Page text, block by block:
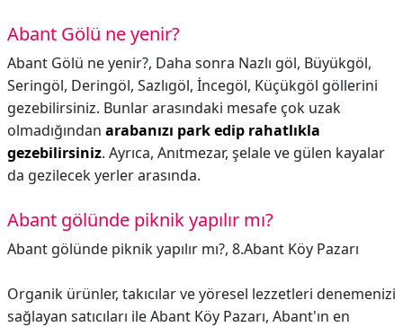
Abant Gölü ne yenir?
Abant Gölü ne yenir?, Daha sonra Nazlı göl, Büyükgöl,
Seringöl, Deringöl, Sazlıgöl, İncegöl, Küçükgöl göllerini
gezebilirsiniz. Bunlar arasındaki mesafe çok uzak
olmadığından arabanızı park edip rahatlıkla
gezebilirsiniz. Ayrıca, Anıtmezar, şelale ve gülen kayalar
da gezilecek yerler arasında.
Abant gölünde piknik yapılır mı?
Abant gölünde piknik yapılır mı?, 8.Abant Köy Pazarı
Organik ürünler, takıcılar ve yöresel lezzetleri denemenizi
sağlayan satıcıları ile Abant Köy Pazarı, Abant'ın en